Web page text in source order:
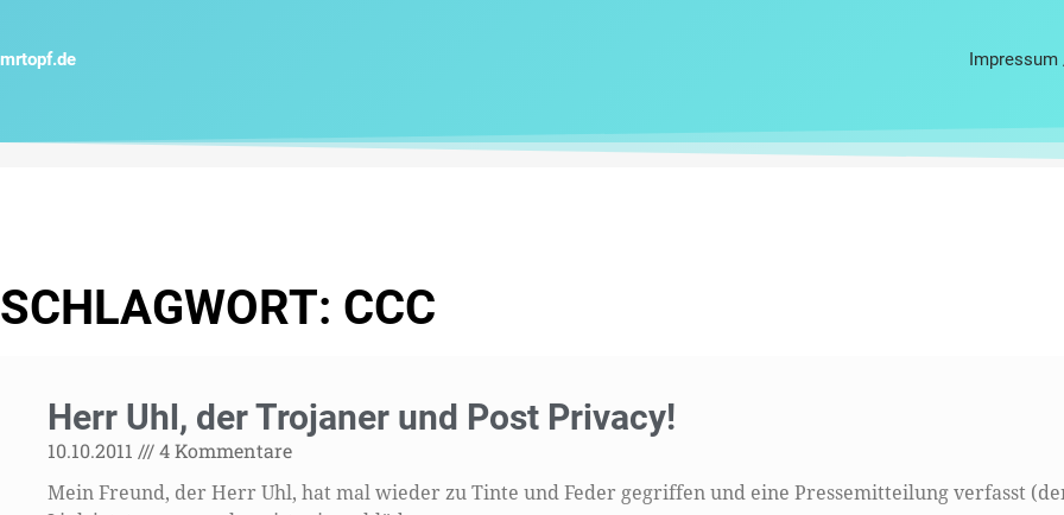
springen
mrtopf.de
SCHLAGWORT: CCC
Herr Uhl, der Trojaner und Post Privacy!
10.10.2011 4 Kommentare
Mein Freund, der Herr Uhl, hat mal wieder zu Tinte und Feder gegriffen und eine Pressemitteilung verfasst